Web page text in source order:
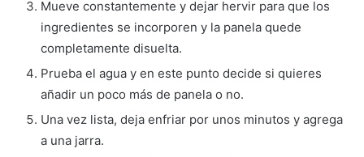
Mueve constantemente y dejar hervir para que los
ingredientes se incorporen y la panela quede
completamente disuelta.
Prueba el agua y en este punto decide si quieres
añadir un poco más de panela o no.
Una vez lista, deja enfriar por unos minutos y agrega
a una jarra.